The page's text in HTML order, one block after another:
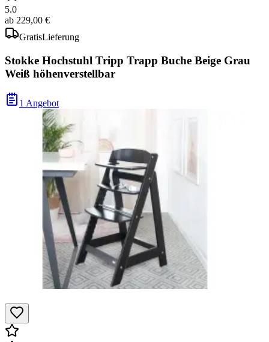
5.0
ab 229,00 €
GratisLieferung
Stokke Hochstuhl Tripp Trapp Buche Beige Grau
Weiß höhenverstellbar
1 Angebot